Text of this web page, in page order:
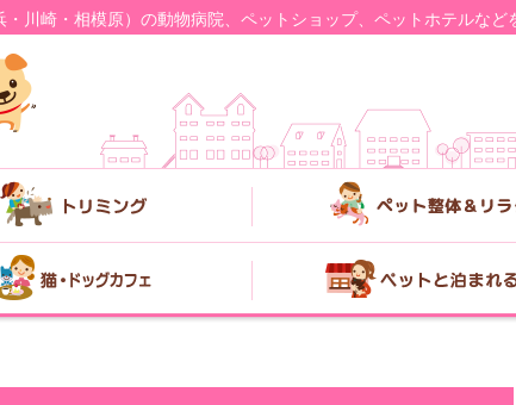
・川崎・相模原）の動物病院、ペットショップ、ペットホテルなど